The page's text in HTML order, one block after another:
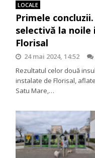
LOCALE
Primele
selectivă la noile
Florisal
24 mai 2024, 14:52
Rezultatul celor două
instalate de Florisal,
Satu Mare,…